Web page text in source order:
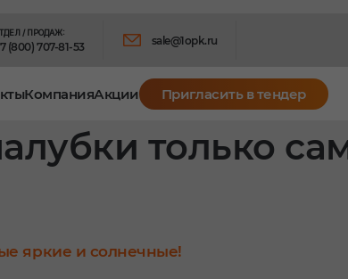
/ ПРОДАЖ:
(800) 707-81-53 sale@1opk.ru
КомпанияАкции Пригласить в тендер
только
яркие и солнечные!